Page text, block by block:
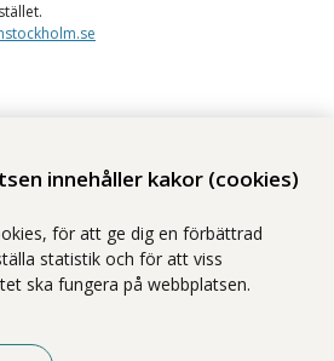
innehåller kakor (cookies)
för att ge dig en förbättrad
statistik och för att viss
ska fungera på webbplatsen.
som erbjuder hälso- och